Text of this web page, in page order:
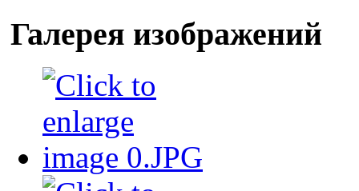
Галерея изображений